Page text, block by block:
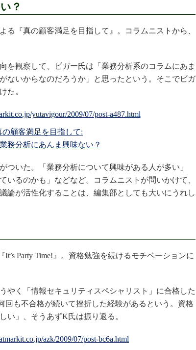
？
る『真の顧客満足を目指して』。コラムニストから、
を観察して、ビガー氏は「業務分析系のコラムにあま
ないからなのだろうか」と思ったという。そこでビガ
た。
の顧客満足を目指して:
務分析にあんま興味ない？
いた。「業務分析について興味がある人が多い」
いるのかも」などなど。コラムニストが問いかけて、
論が活性化することは、編集部としても大いにうれし
It’s Party Time!』。資格勉強を続けるモチベーションに
やく「情報セキュリティスペシャリスト」に合格した
回も不合格が続いて挫折した経験があるという。資格
い」、そうあずK氏は振り返る。